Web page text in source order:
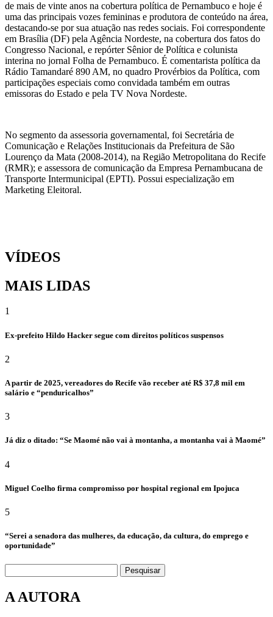
de mais de vinte anos na cobertura política de Pernambuco e hoje é
uma das principais vozes femininas e produtora de conteúdo na área,
destacando-se por sua atuação nas redes sociais. Foi correspondente
em Brasília (DF) pela Agência Nordeste, na cobertura dos fatos do
Congresso Nacional, e repórter Sênior de Política e colunista
interina no jornal Folha de Pernambuco. É comentarista política da
Rádio Tamandaré 890 AM, no quadro Provérbios da Política, com
participações especiais como convidada também em outras
emissoras do Estado e pela TV Nova Nordeste.
No segmento da assessoria governamental, foi Secretária de
Comunicação e Relações Institucionais da Prefeitura de São
Lourenço da Mata (2008-2014), na Região Metropolitana do Recife
(RMR); e assessora de comunicação da Empresa Pernambucana de
Transporte Intermunicipal (EPTI). Possui especialização em
Marketing Eleitoral.
VÍDEOS
MAIS LIDAS
1
Ex-prefeito Hildo Hacker segue com direitos políticos suspensos
2
A partir de 2025, vereadores do Recife vão receber até R$ 37,8 mil em
salário e “penduricalhos”
3
Já diz o ditado: “Se Maomé não vai à montanha, a montanha vai à Maomé”
4
Miguel Coelho firma compromisso por hospital regional em Ipojuca
5
“Serei a senadora das mulheres, da educação, da cultura, do emprego e
oportunidade”
Pesquisar
A AUTORA